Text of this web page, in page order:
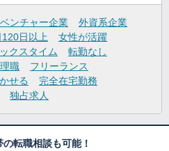
ベンチャー企業
外資系企業
日以上
女性が活躍
クスタイム
転勤なし
職
フリーランス
せる
完全在宅勤務
独占求人
転職相談も可能！